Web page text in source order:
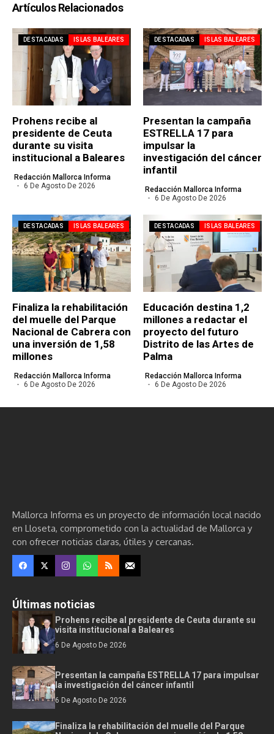
Artículos Relacionados
DESTACADAS ISLAS BALEARES
Prohens recibe al
presidente de Ceuta
durante su visita
institucional a Baleares
Redacción Mallorca Informa
6 De Agosto De 2026
DESTACADAS ISLAS BALEARES
Presentan la campaña
ESTRELLA 17 para
impulsar la
investigación del cáncer
infantil
Redacción Mallorca Informa
6 De Agosto De 2026
DESTACADAS ISLAS BALEARES
Finaliza la rehabilitación
del muelle del Parque
Nacional de Cabrera con
una inversión de 1,58
millones
Redacción Mallorca Informa
6 De Agosto De 2026
DESTACADAS ISLAS BALEARES
Educación destina 1,2
millones a redactar el
proyecto del futuro
Distrito de las Artes de
Palma
Redacción Mallorca Informa
6 De Agosto De 2026
Mallorca Informa es un proyecto de información local nacido
en Lloseta, comprometido con la actualidad de Mallorca y
con ofrecer noticias claras, útiles y cercanas.
Últimas noticias
Prohens recibe al presidente de Ceuta durante su
visita institucional a Baleares
6 De Agosto De 2026
Presentan la campaña ESTRELLA 17 para impulsar
la investigación del cáncer infantil
6 De Agosto De 2026
Finaliza la rehabilitación del muelle del Parque